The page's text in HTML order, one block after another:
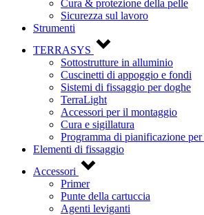
Cura & protezione della pelle
Sicurezza sul lavoro
Strumenti
TERRASYS
Sottostrutture in alluminio
Cuscinetti di appoggio e fondi
Sistemi di fissaggio per doghe
TerraLight
Accessori per il montaggio
Cura e sigillatura
Programma di pianificazione per
Elementi di fissaggio
Accessori
Primer
Punte della cartuccia
Agenti leviganti